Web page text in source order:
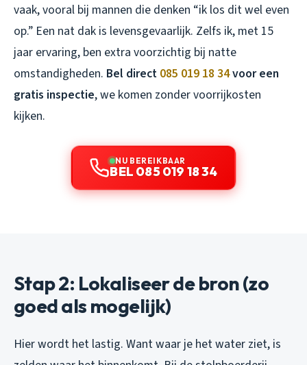
vaak, vooral bij mannen die denken “ik los dit wel even
op.” Een nat dak is levensgevaarlijk. Zelfs ik, met 15
jaar ervaring, ben extra voorzichtig bij natte
omstandigheden. Bel direct 085 019 18 34voor een
gratis inspectie, we komen zonder voorrijkosten
kijken.
NU BEREIKBAAR
BEL 085 019 18 34
Stap 2: Lokaliseer de bron (zo
goed als mogelijk)
Hier wordt het lastig. Want waar je het water ziet, is